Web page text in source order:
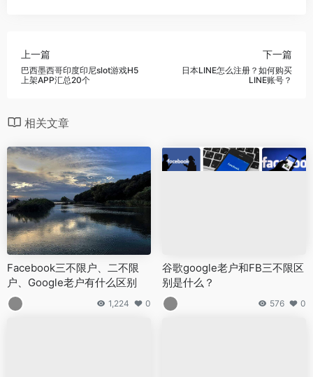
上一篇
巴西墨西哥印度印尼slot游戏H5
上架APP汇总20个
下一篇
日本LINE怎么注册？如何购买
LINE账号？
相关文章
Facebook三不限户、二不限
户、Google老户有什么区别
1,224 0
谷歌google老户和FB三不限区
别是什么？
576 0